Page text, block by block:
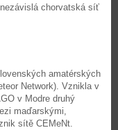
chorvatská síť
amatérských
Network). Vznikla v
v Modre druhý
maďarskými,
sítě CEMeNt.